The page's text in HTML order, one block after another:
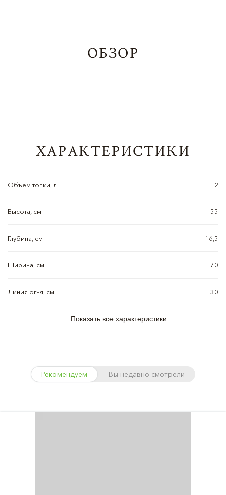
ОБЗОР
ХАРАКТЕРИСТИКИ
Объем топки, л 2
Высота, см 55
Глубина, см 16,5
Ширина, см 70
Линия огня, см 30
Показать все характеристики
Рекомендуем Вы недавно смотрели